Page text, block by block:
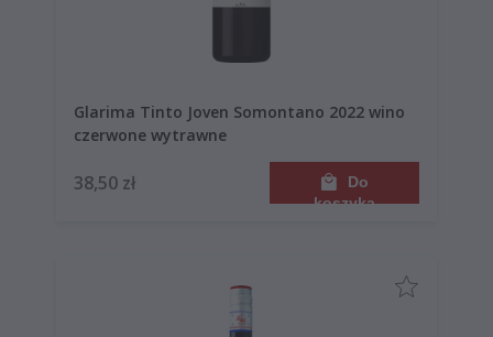
Glarima Tinto Joven Somontano 2022 wino
czerwone wytrawne
38,50 zł
Do
koszyka